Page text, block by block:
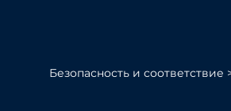
Безопасность и соответствие